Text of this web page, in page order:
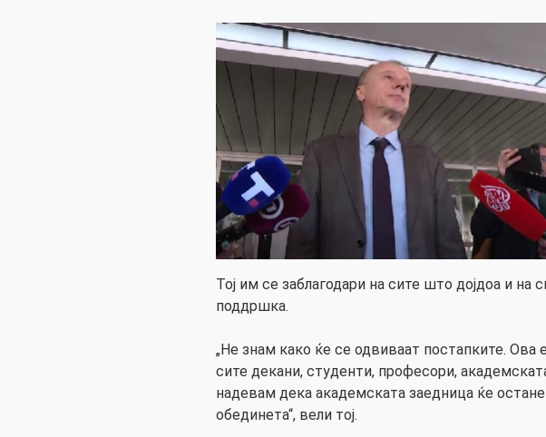
Тој им се заблагодари на сите што дојдоа и на
поддршка.
„Не знам како ќе се одвиваат постапките. Ова
сите декани, студенти, професори,
надевам дека академската заедница ќе
обединета“, вели тој.